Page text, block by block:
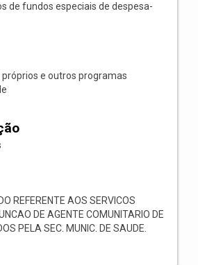
de fundos especiais de despesa-
próprios e outros programas
REFERENTE AOS SERVICOS
DE AGENTE COMUNITARIO DE
PELA SEC. MUNIC. DE SAUDE.